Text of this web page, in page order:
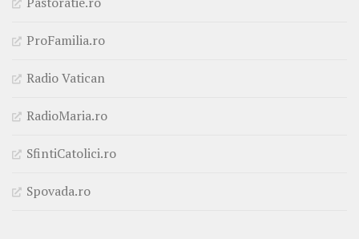
ProFamilia.ro
Radio Vatican
RadioMaria.ro
SfintiCatolici.ro
Spovada.ro